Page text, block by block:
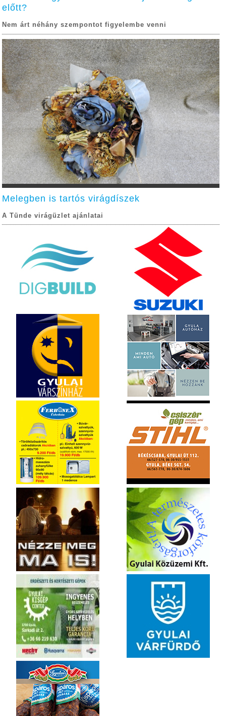
előtt?
Nem árt néhány szempontot figyelembe venni
Melegben is tartós virágdíszek
A Tünde virágüzlet ajánlatai